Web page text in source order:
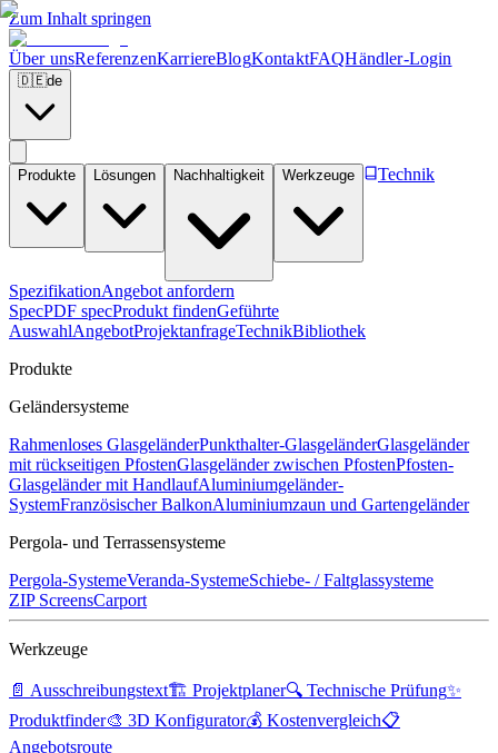
Zum Inhalt springen
Über unsReferenzenKarriereBlogKontaktFAQHändler-Login
🇩🇪de
Produkte Lösungen Nachhaltigkeit Werkzeuge Technik
SpezifikationAngebot anfordern
SpecPDF specProdukt findenGeführte
AuswahlAngebotProjektanfrageTechnikBibliothek
Produkte
Geländersysteme
Rahmenloses GlasgeländerPunkthalter-GlasgeländerGlasgeländer
mit rückseitigen PfostenGlasgeländer zwischen PfostenPfosten-
Glasgeländer mit HandlaufAluminiumgeländer-
SystemFranzösischer BalkonAluminiumzaun und Gartengeländer
Pergola- und Terrassensysteme
Pergola-SystemeVeranda-SystemeSchiebe- / Faltglassysteme
ZIP ScreensCarport
Werkzeuge
📄 Ausschreibungstext🏗️ Projektplaner🔍 Technische Prüfung✨
Produktfinder🎨 3D Konfigurator💰 Kostenvergleich📋
Angebotsroute